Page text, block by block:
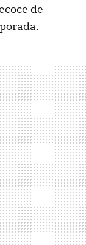
de